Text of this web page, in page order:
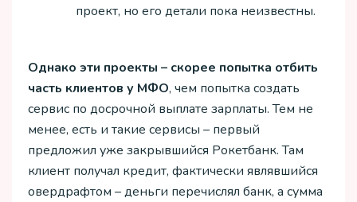
проект, но его детали пока неизвестны.
Однако эти проекты – скорее попытка отбить
часть клиентов у МФО, чем попытка создать
сервис по досрочной выплате зарплаты. Тем не
менее, есть и такие сервисы – первый
предложил уже закрывшийся Рокетбанк. Там
клиент получал кредит, фактически являвшийся
овердрафтом – деньги перечислял банк, а сумма